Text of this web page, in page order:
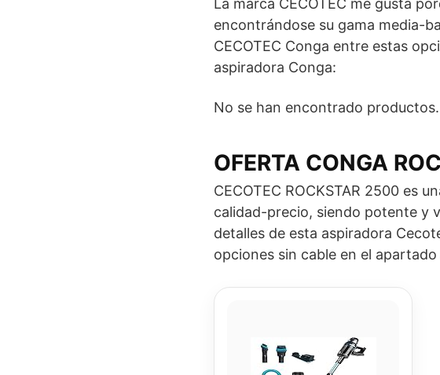
La marca CECOTEC me gusta
encontrándose su gama media-
CECOTEC Conga entre estas
aspiradora Conga:
No se han encontrado productos.
OFERTA CONGA
CECOTEC ROCKSTAR 2500 es
calidad-precio, siendo potente y
detalles de esta aspiradora
opciones sin cable en el